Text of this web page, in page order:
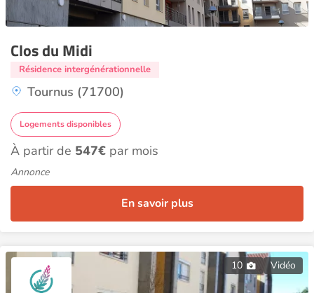
Clos du Midi
Résidence intergénérationnelle
Tournus (71700)
Logements disponibles
À partir de 547€ par mois
Annonce
En savoir plus
10 Vidéo